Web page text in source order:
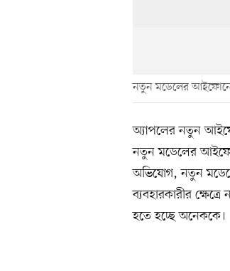
নতুন মডেলের আইফোনে
অ্যাপলের নতুন
নতুন মডেলের আইফোন
অভিযোগ, নতুন
ব্যবহারকারীর
হতে হচ্ছে অনেককে।